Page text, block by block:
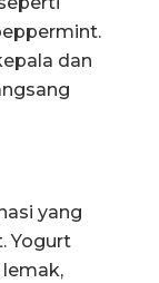
dan
yang
Yogurt